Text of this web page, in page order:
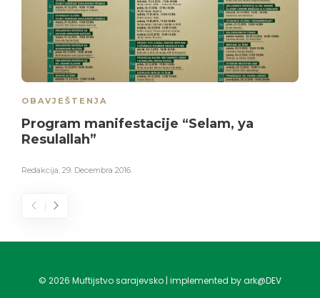
OBAVJEŠTENJA
Program manifestacije “Selam, ya
Resulallah”
Redakcija, 29. Decembra 2016.
© 2026 Muftijstvo sarajevsko | implemented by ark@DEV